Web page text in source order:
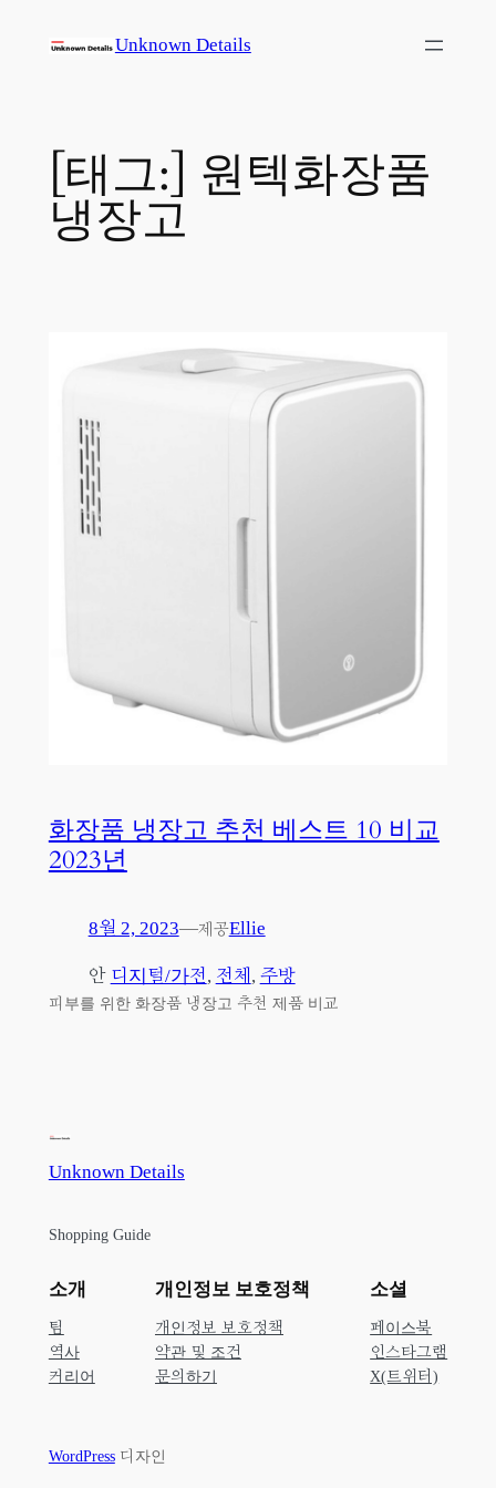
Unknown Details
[태그:] 원텍화장품
냉장고
화장품 냉장고 추천 베스트 10 비교
2023년
8월 2, 2023—제공Ellie
안 디지털/가전, 전체 , 주방
피부를 위한 화장품 냉장고 추천 제품 비교
Unknown Details
Shopping Guide
소개
팀
역사
커리어
개인정보 보호정책
개인정보 보호정책
약관 및 조건
문의하기
소셜
페이스북
인스타그램
X(트위터)
WordPress디자인